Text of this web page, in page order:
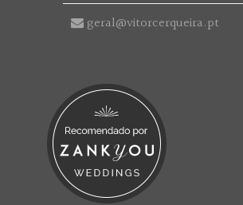
geral@vitorcerqueira.pt